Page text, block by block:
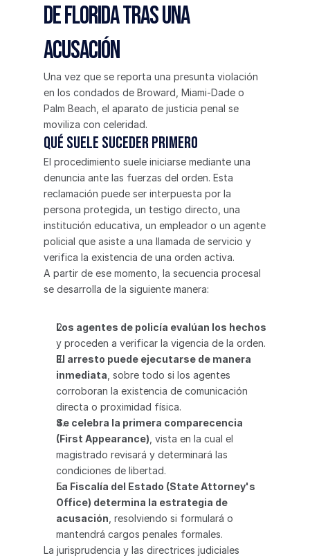
de Florida Tras una
Acusación
Una vez que se reporta una presunta violación
en los condados de Broward, Miami-Dade o
Palm Beach, el aparato de justicia penal se
moviliza con celeridad.
Qué suele suceder primero
El procedimiento suele iniciarse mediante una
denuncia ante las fuerzas del orden. Esta
reclamación puede ser interpuesta por la
persona protegida, un testigo directo, una
institución educativa, un empleador o un agente
policial que asiste a una llamada de servicio y
verifica la existencia de una orden activa.
A partir de ese momento, la secuencia procesal
se desarrolla de la siguiente manera:
Los agentes de policía evalúan los hechos
y proceden a verificar la vigencia de la orden.
El arresto puede ejecutarse de manera
inmediata , sobre todo si los agentes
corroboran la existencia de comunicación
directa o proximidad física.
Se celebra la primera comparecencia
(First Appearance) , vista en la cual el
magistrado revisará y determinará las
condiciones de libertad.
La Fiscalía del Estado (State Attorney's
Office) determina la estrategia de
acusación , resolviendo si formulará o
mantendrá cargos penales formales.
La jurisprudencia y las directrices judiciales